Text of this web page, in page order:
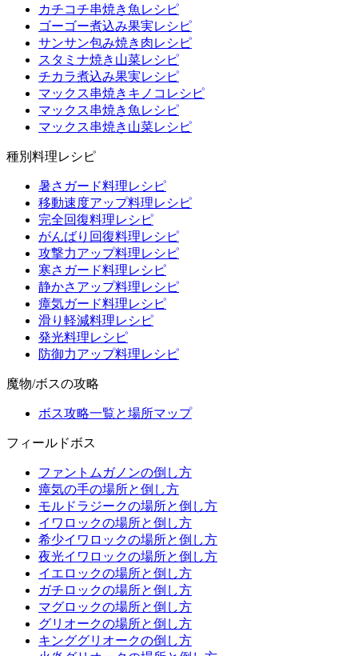
カチコチ串焼き魚レシピ
ゴーゴー煮込み果実レシピ
サンサン包み焼き肉レシピ
スタミナ焼き山菜レシピ
チカラ煮込み果実レシピ
マックス串焼きキノコレシピ
マックス串焼き魚レシピ
マックス串焼き山菜レシピ
種別料理レシピ
暑さガード料理レシピ
移動速度アップ料理レシピ
完全回復料理レシピ
がんばり回復料理レシピ
攻撃力アップ料理レシピ
寒さガード料理レシピ
静かさアップ料理レシピ
瘴気ガード料理レシピ
滑り軽減料理レシピ
発光料理レシピ
防御力アップ料理レシピ
魔物/ボスの攻略
ボス攻略一覧と場所マップ
フィールドボス
ファントムガノンの倒し方
瘴気の手の場所と倒し方
モルドラジークの場所と倒し方
イワロックの場所と倒し方
希少イワロックの場所と倒し方
夜光イワロックの場所と倒し方
イエロックの場所と倒し方
ガチロックの場所と倒し方
マグロックの場所と倒し方
グリオークの場所と倒し方
キンググリオークの倒し方